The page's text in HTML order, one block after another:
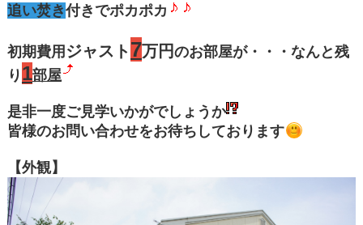
追い焚き付きでポカポカ
初期費用 ジャスト 7万円のお部屋が・・・なんと残
り 1部屋
是非一度ご見学いかがでしょうか
皆様のお問い合わせをお待ちしております
【外観】